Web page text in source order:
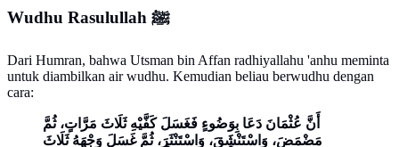
Wudhu Rasulullah ﷺ
Dari Humran, bahwa Utsman bin Affan radhiyallahu 'anhu meminta
untuk diambilkan air wudhu. Kemudian beliau berwudhu dengan
cara:
أَنَّ عُثْمَانَ دَعَا بِوَضُوءٍ فَغَسَلَ كَفَّيْهِ ثَلَاثَ مَرَّاتٍ، ثُمَّ
مَضْمَضَ، وَاسْتَنْشَقَ، وَاسْتَنْثَرَ، ثُمَّ غَسَلَ وَجْهَهُ ثَلَاثَ